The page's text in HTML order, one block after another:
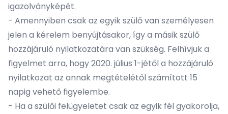
igazolványképét.
- Amennyiben csak az egyik szülő van személyesen
jelen a kérelem benyújtásakor, így a másikszülő
hozzájáruló nyilatkozatára van szükség. Felhívjuk a
figyelmet arra, hogy 2020. július 1-jétől a hozzájáruló
nyilatkozat az annak megtételétől számított 15
napig vehető figyelembe.
- Ha a szülői felügyeletet csak az egyik fél gyakorolja,